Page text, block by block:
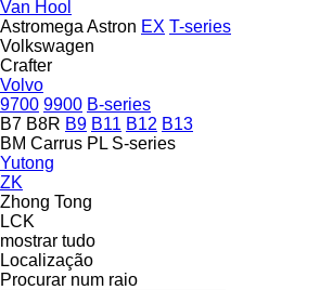
Van Hool
Astromega Astron EX T-series
Volkswagen
Crafter
Volvo
9700 9900 B-series
B7 B8R B9 B11 B12 B13
BM Carrus PL S-series
Yutong
ZK
Zhong Tong
LCK
mostrar tudo
Localização
Procurar num raio